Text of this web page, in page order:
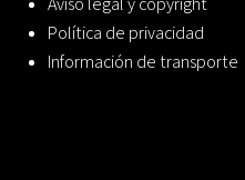
Política de privacidad
Información de transporte